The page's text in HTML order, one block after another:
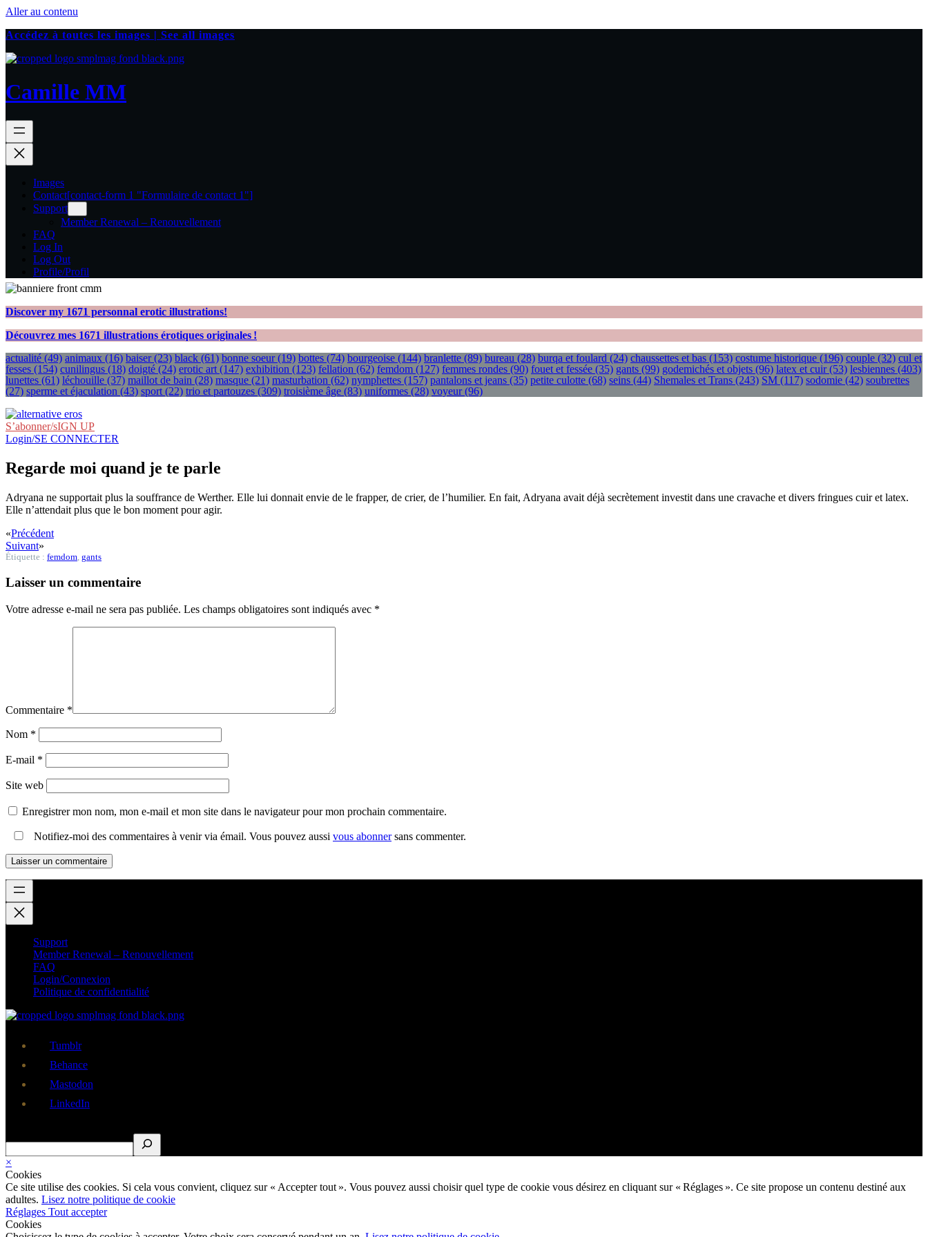
Aller au contenu
Accédez à toutes les images | See all images
Camille MM
Images
Contact[contact-form 1 "Formulaire de contact 1"]
Support
Member Renewal – Renouvellement
FAQ
Log In
Log Out
Profile/Profil
Discover my 1671 personnal erotic illustrations!
Découvrez mes 1671 illustrations érotiques originales !
actualité (49) animaux (16) baiser(23) black (61) bonne soeur(19) bottes (74) bourgeoise (144) branlette (89) bureau (28) burqa et foulard (24) chaussettes et bas (153) costume historique (196) couple (32) cul et
fesses (154) cunilingus (18) doigté (24) erotic art (147) exhibition (123) fellation (62) femdom (127) femmes rondes (90) fouet et fessée (35) gants (99) godemichés et objets (96) latex et cuir(53) lesbiennes (403)
lunettes (61) léchouille (37) maillot de bain (28) masque (21) masturbation (62) nymphettes (157) pantalons et jeans (35) petite culotte (68) seins (44) Shemales et Trans (243) SM (117) sodomie (42) soubrettes
(27) sperme et éjaculation (43) sport (22) trio et partouzes (309) troisième âge (83) uniformes (28) voyeur(96)
S’abonner/sIGN UP
Login/SE CONNECTER
Regarde moi quand je te parle
Adryana ne supportait plus la souffrance de Werther. Elle lui donnait envie de le frapper, de crier, de l’humilier. En fait, Adryana avait déjà secrètement investit dans une cravache et divers fringues cuir et latex.
Elle n’attendait plus que le bon moment pour agir.
«Précédent
Suivant»
Étiquette : femdom gants
Laisser un commentaire
Votre adresse e-mail ne sera pas publiée. Les champs obligatoires sont indiqués avec *
Commentaire *
Nom *
E-mail *
Site web
Enregistrer mon nom, mon e-mail et mon site dans le navigateur pour mon prochain commentaire.
Notifiez-moi des commentaires à venir via émail. Vous pouvez aussi vous abonnersans commenter.
Support
Member Renewal – Renouvellement
FAQ
Login/Connexion
Politique de confidentialité
Tumblr
Behance
Mastodon
LinkedIn
×
Cookies
Ce site utilise des cookies. Si cela vous convient, cliquez sur « Accepter tout ». Vous pouvez aussi choisir quel type de cookie vous désirez en cliquant sur « Réglages ». Ce site propose un contenu destiné aux
adultes. Lisez notre politique de cookie
Réglages Tout accepter
Cookies